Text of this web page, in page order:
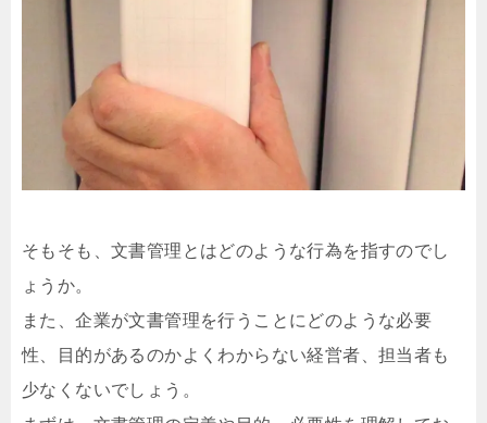
そもそも、文書管理とはどのような行為を指すのでし
ょうか。
また、企業が文書管理を行うことにどのような必要
性、目的があるのかよくわからない経営者、担当者も
少なくないでしょう。